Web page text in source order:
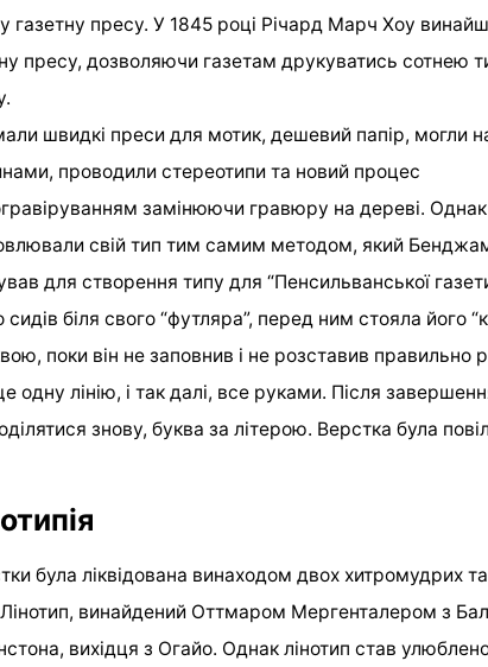
газетну пресу. У 1845 році Річард Марч Хоу
пресу, дозволяючи газетам друкуватись сотнею
швидкі преси для мотик, дешевий папір, могли
проводили стереотипи та новий процес
замінюючи гравюру на дереві. Однак
свій тип тим самим методом, який
для створення типу для “Пенсильванської
біля свого “футляра”, перед ним стояла його
поки він не заповнив і не розставив правильно
одну лінію, і так далі, все руками. Після
знову, буква за літерою. Верстка була
була ліквідована винаходом двох хитромудрих та
винайдений Оттмаром Мергенталером з
вихідця з Огайо. Однак лінотип став